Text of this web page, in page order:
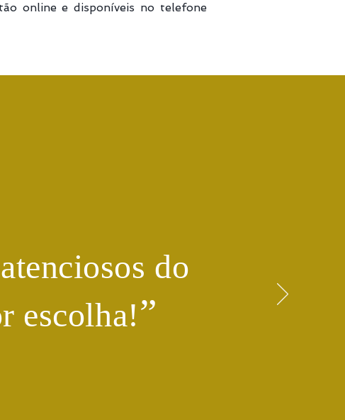
online e disponíveis no telefone
do
escolha!​”